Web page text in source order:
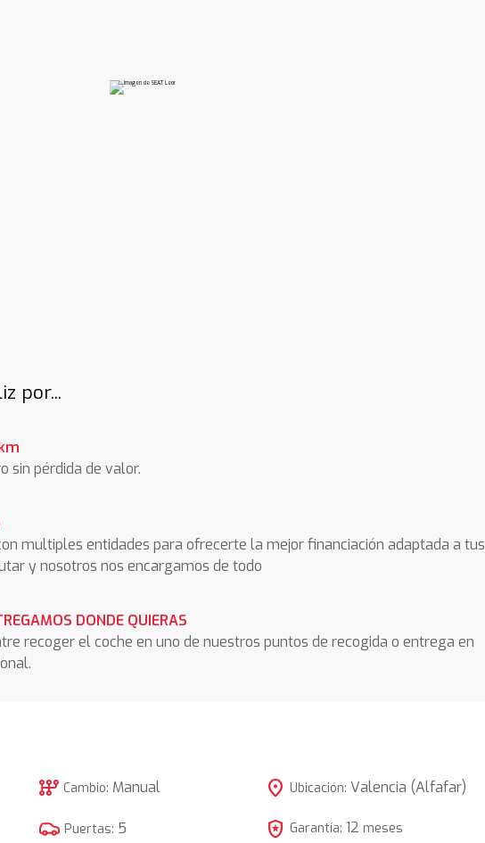
por...
sin pérdida de valor.
multiples entidades para ofrecerte la mejor financiación adaptada a tus
y nosotros nos encargamos de todo
DONDE QUIERAS
recoger el coche en uno de nuestros puntos de recogida o entrega en
auto_transmission Cambio: Manual
Puertas: 5
location_on Ubicación: Valencia (Alfafar)
local_police Garantía: 12 meses